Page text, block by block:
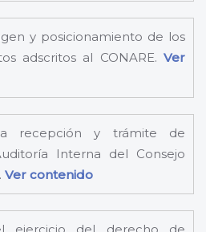
y posicionamiento de los
adscritos al CONARE. Ver
recepción y trámite de
Interna del Consejo
Ver contenido